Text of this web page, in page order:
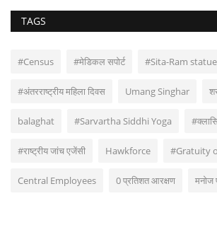
TAGS
#Census #मेडिकल सपोर्ट #Sita-Ram statue
#अंतरराष्ट्रीय महिला दिवस Umang Singhar
balaghat #Sarvartha Siddhi Yoga
#राष्ट्रीय जांच एजेंसी Hawkforce #Gratuity
Central Employees 0 प्रतिशत आरक्षण मनोज